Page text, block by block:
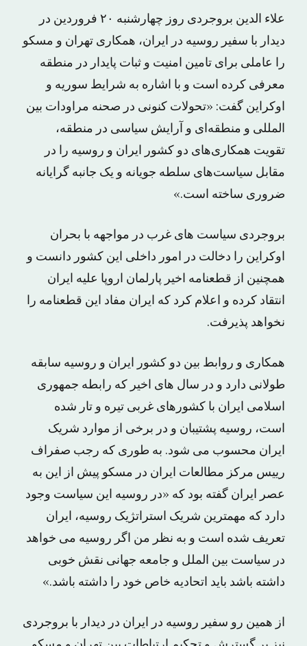
علاء الدین بروجردی روز چهارشنبه ۲۰ فروردین در
دیدار با سفیر روسیه در ایران، همکاری تهران و مسکو
را عاملی برای تامین امنیت و ثبات پایدار در منطقه
معرفی کرده است و با اشاره به شرایط سوریه و
اوکراین گفت: «تحولات کنونی در صحنه‌ مراودات بین
المللی و منطقه‌ای و آرایش سیاسی در منطقه،
تقویت همکاری‌های دو کشور ایران و روسیه را در
مقابل سیاست‌های سلطه جویانه و یک جانبه گرایانه
ضروری ساخته است.»
بروجردی سیاست های غرب در مواجهه با بحران
اوکراین را دخالت در امور داخلی این کشور دانست و
همچنین از قطعنامه اخیر پارلمان اروپا علیه ایران
انتقاد کرده و اعلام کرد که ایران مفاد این قطعنامه را
نخواهد پذیرفت.
همکاری و روابط بین دو کشور ایران و روسیه سابقه
طولانی دارد و در سال های اخیر که رابطه جمهوری
اسلامی ایران با کشورهای غربی تیره و تار شده
است، روسیه پشتیبان و در برخی از موارد شریک
ایران محسوب می شود. به طوری که رجب صفراف
رییس مرکز مطالعات ایران در مسکو پیش از این به
عصر ایران گفته بود که «در روسیه این سیاست وجود
دارد که مهمترین شریک استراتژیک روسیه، ایران
تعریف شده است و به نظر من اگر روسیه می خواهد
در سیاست بین الملل و جامعه جهانی نقش خوبی
داشته باشد باید اتحادیه خاص خود را داشته باشد.»
از همین رو سفیر روسیه در ایران در دیدار با بروجردی